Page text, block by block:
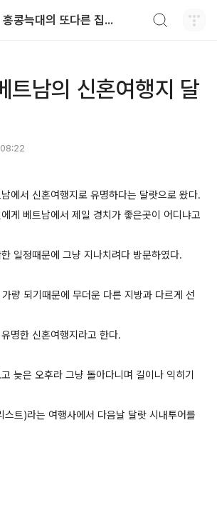
홍콩늑대의 또다른 집...
트남의 신혼여행지 달
08:22
에서 신혼여행지로 유명하다는 달랏으로 왔다.
게 베트남에서 제일 경치가 좋은곳이 어디냐고
일정때문에 그냥 지나치려다 방문하였다.
량 되기때문에 무더운 다른 지방과 다르게 선
명한 신혼여행지라고 한다.
늦은 오후라 그냥 돌아다니며 길이나 익히기
스트)라는 여행사에서 다음날 달랏 시내투어를